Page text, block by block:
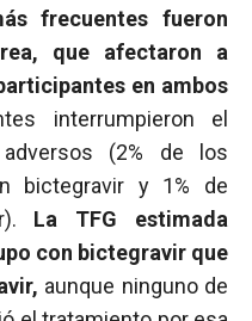
frecuentes fueron
que afectaron a
en ambos
interrumpieron el
(2% de los
bictegravir y 1% de
La TFG estimada
con bictegravir que
aunque ninguno de